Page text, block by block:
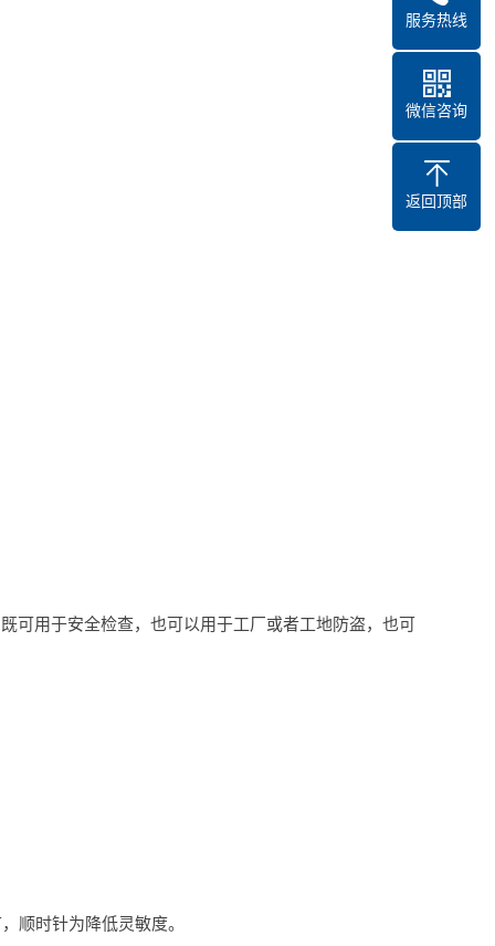
可用于安全检查，也可以用于工厂或者工地防盗，也可
顺时针为降低灵敏度。
服务热线
微信咨询
返回顶部